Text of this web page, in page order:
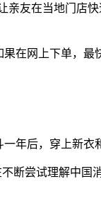
亲友在当地门店
在网上下单，最
年后，穿上新衣
断尝试理解中